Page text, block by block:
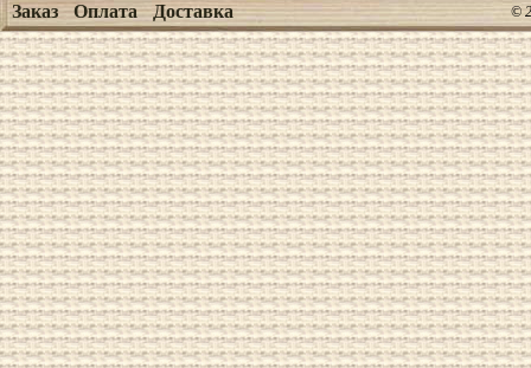
Заказ Оплата Доставка ©